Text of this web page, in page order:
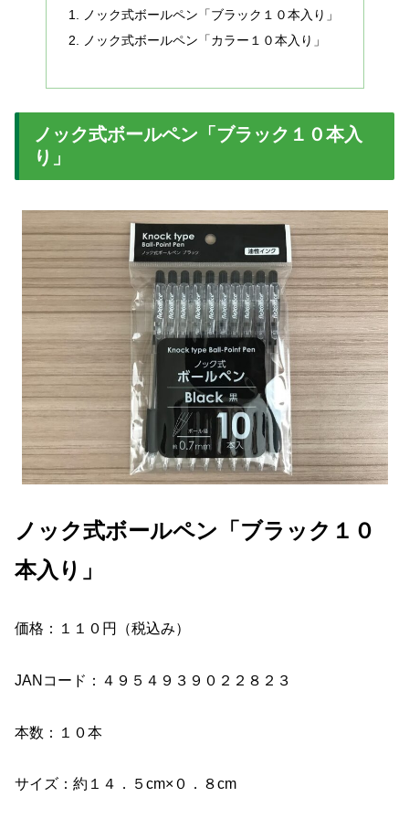
ノック式ボールペン「ブラック１０本入り」
ノック式ボールペン「カラー１０本入り」
ノック式ボールペン「ブラック１０本入
り」
ノック式ボールペン「ブラック１０
本入り」
価格：１１０円（税込み）
JANコード：４９５４９３９０２２８２３
本数：１０本
サイズ：約１４．５cm×０．８cm